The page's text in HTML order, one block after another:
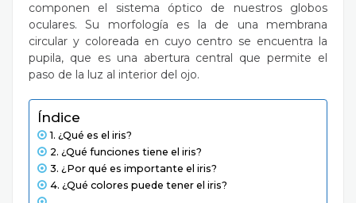
componen el sistema óptico de nuestros globos
oculares. Su morfología es la de una membrana
circular y coloreada en cuyo centro se encuentra la
pupila, que es una abertura central que permite el
paso de la luz al interior del ojo.
Índice
¿Qué es el iris?
¿Qué funciones tiene el iris?
¿Por qué es importante el iris?
¿Qué colores puede tener el iris?